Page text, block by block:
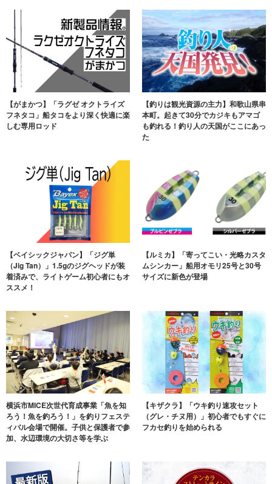
【がまかつ】「ラグゼ オクトライズ
フネタコ」船タコをより深く快適に楽
しむ専用ロッド
【釣りは観光資源の主力】和歌山県串
本町。起きて30分でカジキもアマゴ
も釣れる！釣り人の天国がここにあっ
た
【ベイシックジャパン】「ジグ単
（Jig Tan）」1.5gのジグヘッドが装
着済みで、ライトゲーム初心者にもオ
ススメ！
【ルミカ】「寄ってこい・光略カスタ
ムシンカー」船用オモリ25号と30号
サイズに新色が登場
横浜市MICE次世代育成事業「魚を知
ろう！魚を釣ろう！」を釣りフェステ
ィバル会場で開催。子供と保護者で参
加、水辺環境の大切さ等を学ぶ
【キザクラ】「ウキ釣り速攻セット
（グレ・チヌ用）」初心者でもすぐに
フカセ釣りを始められる